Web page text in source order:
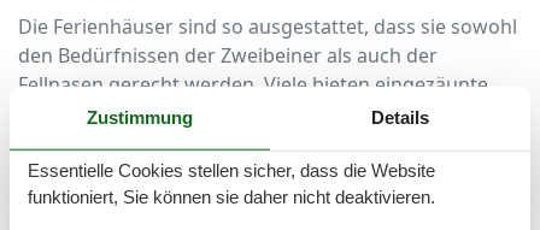
Die Ferienhäuser sind so ausgestattet, dass sie sowohl
den Bedürfnissen der Zweibeiner als auch der
Fellnasen gerecht werden. Viele bieten eingezäunte
Gärten, in denen Ihr Hund sicher spielen kann.
Rutschfeste Böden, robuste Möbel und ausreichend
Platz sorgen für ein entspanntes Miteinander. Auch
Näpfe, Hundedecken oder kleine
Zustimmung Details
Essentielle Cookies stellen sicher, dass die Website
funktioniert, Sie können sie daher nicht deaktivieren.